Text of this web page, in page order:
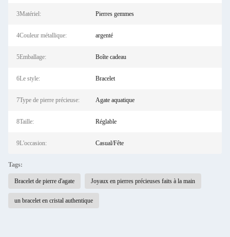
3Matériel: Pierres gemmes
4Couleur métallique: argenté
5Emballage: Boîte cadeau
6Le style: Bracelet
7Type de pierre précieuse: Agate aquatique
8Taille: Réglable
9L'occasion: Casual/Fête
Tags:
Bracelet de pierre d'agate Joyaux en pierres précieuses faits à la main
un bracelet en cristal authentique